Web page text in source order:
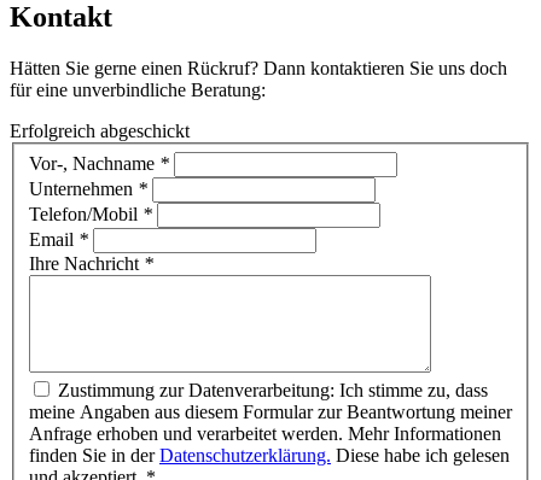
Kontakt
Hätten Sie gerne einen Rückruf? Dann kontaktieren Sie uns doch
für eine unverbindliche Beratung:
Erfolgreich abgeschickt
Vor-, Nachname *
Unternehmen *
Telefon/Mobil *
Email *
Ihre Nachricht *
Zustimmung zur Datenverarbeitung: Ich stimme zu, dass
meine Angaben aus diesem Formular zur Beantwortung meiner
Anfrage erhoben und verarbeitet werden. Mehr Informationen
finden Sie in derDatenschutzerklärung. Diese habe ich gelesen